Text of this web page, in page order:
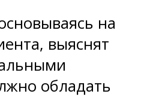
на
выяснят
обладать